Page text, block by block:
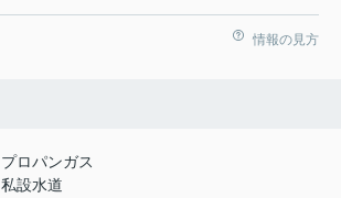
情報の見方
プロパンガス
私設水道